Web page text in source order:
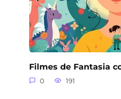
Filmes de Fantasia
0 191